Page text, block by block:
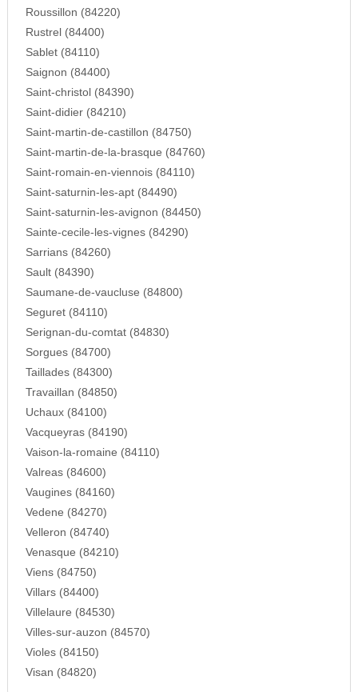
Roussillon (84220)
Rustrel (84400)
Sablet (84110)
Saignon (84400)
Saint-christol (84390)
Saint-didier (84210)
Saint-martin-de-castillon (84750)
Saint-martin-de-la-brasque (84760)
Saint-romain-en-viennois (84110)
Saint-saturnin-les-apt (84490)
Saint-saturnin-les-avignon (84450)
Sainte-cecile-les-vignes (84290)
Sarrians (84260)
Sault (84390)
Saumane-de-vaucluse (84800)
Seguret (84110)
Serignan-du-comtat (84830)
Sorgues (84700)
Taillades (84300)
Travaillan (84850)
Uchaux (84100)
Vacqueyras (84190)
Vaison-la-romaine (84110)
Valreas (84600)
Vaugines (84160)
Vedene (84270)
Velleron (84740)
Venasque (84210)
Viens (84750)
Villars (84400)
Villelaure (84530)
Villes-sur-auzon (84570)
Violes (84150)
Visan (84820)